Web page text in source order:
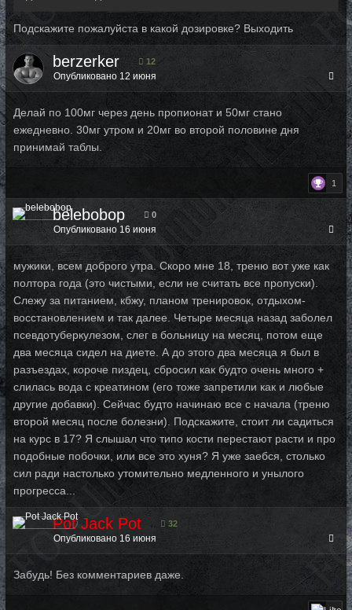
Подскажите пожалуйста в какой дозировке? Выходить
berzerker 12
Опубликовано 12 июня
Делай по 100мг через день пропионат и 50мг стано
ежедневно. 30мг утром и 20мг во второй половине дня
принимай таблы.
1
belebobop 0
Опубликовано 16 июня
мужики, всем доброго утра. Скоро мне 18, треню вот уже как
полтора года (это чистыми, если не считать все пропуски).
Слежу за питанием, кбжу, планом тренировок, отдыхом-
восстановлением и так далее. Четыре месяца назад заболел
псевдотуберкулезом, слег в больницу на месяц, потом еще
два месяца сидел на диете. А до этого два месяца я был в
разъездах, короче пиздец, сбросил как будто очень много +
слилась вода с креатином (его тоже запретили как и любые
другие добавки). Сейчас будто начинаю все с начала (треню
второй месяц после болезни). Подскажите, стоит ли садиться
на курс в 17? Я слышал что типо кости перестают расти и про
подобные побочки, или все это хуня? Я уже заебся, столько
сил ради настолько утомительно медленного и унылого
прогресса...
Pot Jack Pot 32
Опубликовано 16 июня
Забудь! Без комментариев даже.